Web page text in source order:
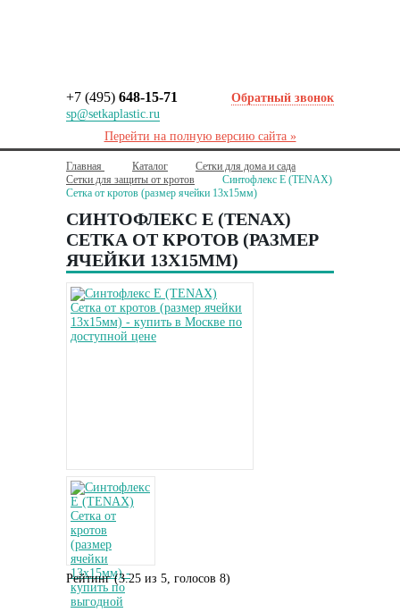
+7 (495) 648-15-71
sp@setkaplastic.ru
Обратный звонок
Перейти на полную версию сайта »
Главная Каталог
Сетки для дома и сада
Сетки для защиты от кротов
Cинтофлекс Е (TENAX)
Сетка от кротов (размер ячейки 13х15мм)
CИНТОФЛЕКС Е (TENAX)
СЕТКА ОТ КРОТОВ (РАЗМЕР
ЯЧЕЙКИ 13Х15ММ)
Рейтинг (3.25 из 5, голосов 8)